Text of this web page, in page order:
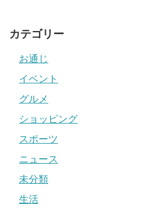
カテゴリー
お通じ
イベント
グルメ
ショッピング
スポーツ
ニュース
未分類
生活